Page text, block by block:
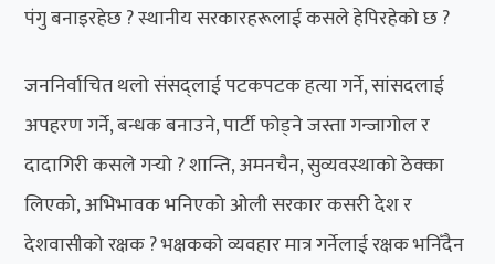
पंगु बनाइरहेछ ? स्थानीय सरकारहरूलाई कसले हेपिरहेको छ ?
जननिर्वाचित थलो संसद्लाई पटकपटक हत्या गर्ने, सांसदलाई
अपहरण गर्ने, बन्धक बनाउने, पार्टी फोड्ने जस्ता गन्जागोल र
दादागिरी कसले गर्‍यो ? शान्ति, अमनचैन, सुव्यवस्थाको ठेक्का
लिएको, अभिभावक भनिएको ओली सरकार कसरी देश र
देशवासीको रक्षक ? भक्षकको व्यवहार मात्र गर्नेलाई रक्षक भनिँदैन